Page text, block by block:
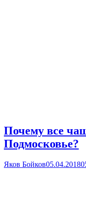
Почему все
Подмосковье?
Яков Бойков05.04.2018